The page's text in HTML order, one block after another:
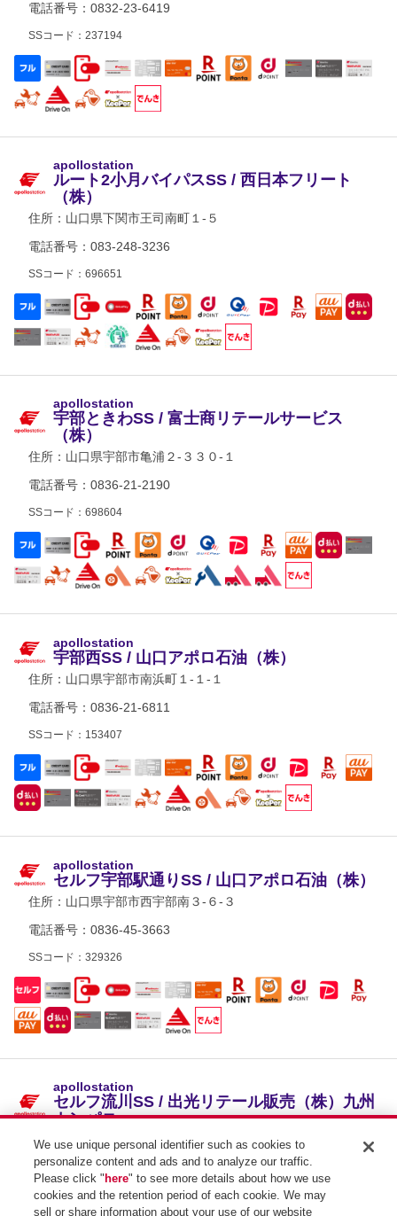
電話番号：0832-23-6419
SSコード：237194
apollostation
ルート2小月バイパスSS / 西日本フリート
（株）
住所： 山口県下関市王司南町１-５
電話番号：083-248-3236
SSコード：696651
apollostation
宇部ときわSS / 富士商リテールサービス
（株）
住所： 山口県宇部市亀浦２-３３０-１
電話番号：0836-21-2190
SSコード：698604
apollostation
宇部西SS / 山口アポロ石油（株）
住所： 山口県宇部市南浜町１-１-１
電話番号：0836-21-6811
SSコード：153407
apollostation
セルフ宇部駅通りSS / 山口アポロ石油（株）
住所： 山口県宇部市西宇部南３-６-３
電話番号：0836-45-3663
SSコード：329326
apollostation
セルフ流川SS / 出光リテール販売（株）九州
カンパニー
住所：山口県宇部市東須恵２６１０-１
電話番号：0836-44-1122
SSコード：327827
We use unique personal identifier such as cookies to
personalize content and ads and to analyze our traffic.
Please click " here" to see more details about how we use
cookies and the retention period of each cookie. We may
sell or share information about your use of our website